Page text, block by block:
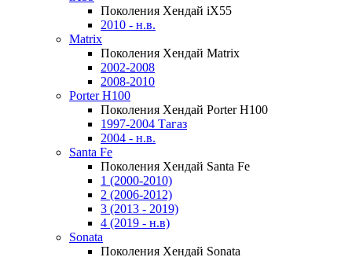
Поколения Хендай iX55
2010 - н.в.
Matrix
Поколения Хендай Matrix
2002-2008
2008-2010
Porter H100
Поколения Хендай Porter H100
1997-2004 Тагаз
2004 - н.в.
Santa Fe
Поколения Хендай Santa Fe
1 (2000-2010)
2 (2006-2012)
3 (2013 - 2019)
4 (2019 - н.в)
Sonata
Поколения Хендай Sonata